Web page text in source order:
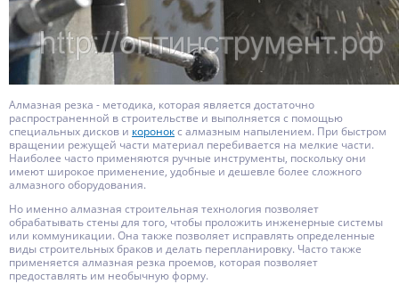
Алмазная резка - методика, которая является достаточно
распространенной в строительстве и выполняется с помощью
специальных дисков и коронокс алмазным напылением. При быстром
вращении режущей части материал перебивается на мелкие части.
Наиболее часто применяются ручные инструменты, поскольку они
имеют широкое применение, удобные и дешевле более сложного
алмазного оборудования.
Но именно алмазная строительная технология позволяет
обрабатывать стены для того, чтобы проложить инженерные системы
или коммуникации. Она также позволяет исправлять определенные
виды строительных браков и делать перепланировку. Часто также
применяется алмазная резка проемов, которая позволяет
предоставлять им необычную форму.